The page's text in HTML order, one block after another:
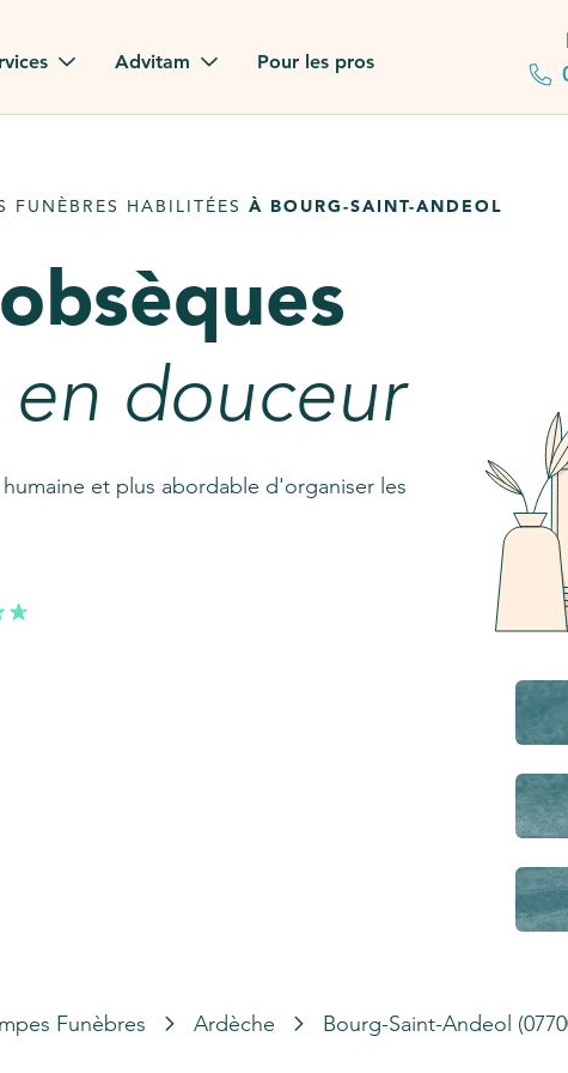
à
en plus
Advitam
Advitam dans la presse
Consultez notre FAQ
Pour les pros
FUNÈBRES HABILITÉES À BOURG-SAINT-ANDEOL
douceur
et plus abordable d'organiser les
Funèbres Ardèche Bourg-Saint-Andeol